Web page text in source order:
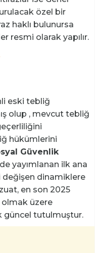
özel bir
haklı bulunursa
resmi olarak yapılır.
eski tebliğ
olup , mevcut tebliğ
hükümlerini
Güvenlik
yayımlanan ilk ana
değişen dinamiklere
en son 2025
olmak üzere
güncel tutulmuştur.